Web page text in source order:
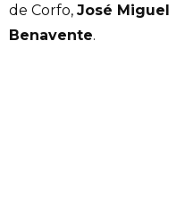
de Corfo, José Miguel
Benavente.